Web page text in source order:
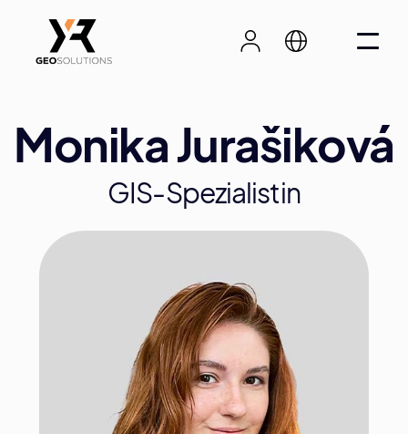
Monika Jurašiková
GIS-Spezialistin